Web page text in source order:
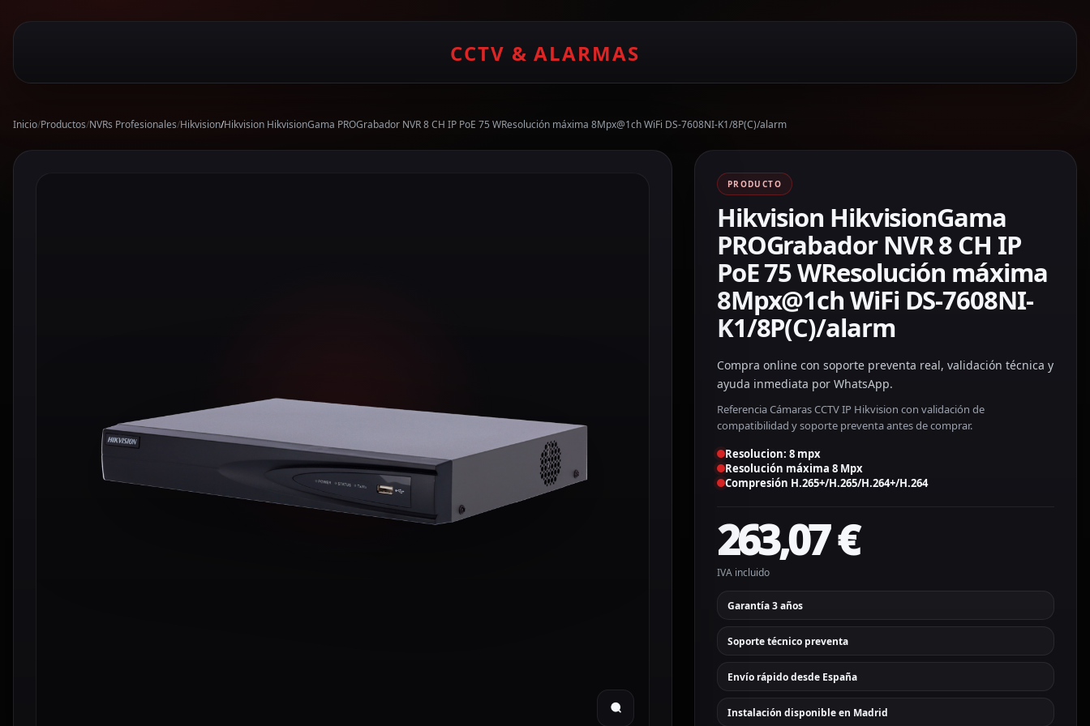
CCTV & ALARMAS
Inicio/Productos/NVRs Profesionales/Hikvision/Hikvision HikvisionGama PROGrabador NVR 8 CH IP PoE 75 WResolución máxima 8Mpx@1ch WiFi DS-7608NI-K1/8P(C)/alarm
PRODUCTO
Hikvision HikvisionGama
PROGrabador NVR 8 CH IP
PoE 75 WResolución máxima
8Mpx@1ch WiFi DS-7608NI-
K1/8P(C)/alarm
Compra online con soporte preventa real, validación técnica y
ayuda inmediata por WhatsApp.
Referencia Cámaras CCTV IP Hikvision con validación de
compatibilidad y soporte preventa antes de comprar.
Resolucion: 8 mpx
Resolución máxima 8 Mpx
Compresión H.265+/H.265/H.264+/H.264
263,07€
IVA incluido
Garantía 3 años
Soporte técnico preventa
Envío rápido desde España
Instalación disponible en Madrid